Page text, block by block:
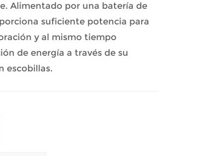
Alimentado por una batería de
suficiente potencia para
y al mismo tiempo
de energía a través de su
escobillas.